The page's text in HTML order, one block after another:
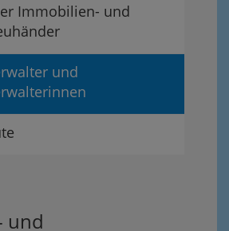
Immobilien- und
und
und